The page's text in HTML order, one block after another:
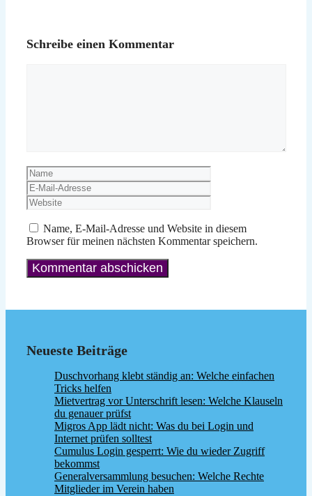
Schreibe einen Kommentar
Name
Mail-
Adresse
Name, E-Mail-Adresse und Website in diesem
Browser für meinen nächsten Kommentar speichern.
Neueste Beiträge
Duschvorhang klebt ständig an: Welche einfachen
Tricks helfen
Mietvertrag vor Unterschrift lesen: Welche Klauseln
du genauer prüfst
Migros App lädt nicht: Was du bei Login und
Internet prüfen solltest
Cumulus Login gesperrt: Wie du wieder Zugriff
bekommst
Generalversammlung besuchen: Welche Rechte
Mitglieder im Verein haben